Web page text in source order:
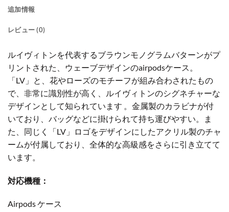
追加情報
レビュー (0)
ルイヴィトンを代表するブラウンモノグラムバターンがプ
リントされた、ウェーブデザインのairpodsケース。
「LV」と、花やローズのモチーフが組み合わされたもの
で、非常に識別性が高く、ルイヴィトンのシグネチャーな
デザインとして知られています 。金属製のカラビナが付
いており、バッグなどに掛けられて持ち運びやすい。ま
た、同じく「LV」ロゴをデザインにしたアクリル製のチャ
ームが付属しており、全体的な高級感をさらに引き立てて
います。
対応機種：
Airpods ケース